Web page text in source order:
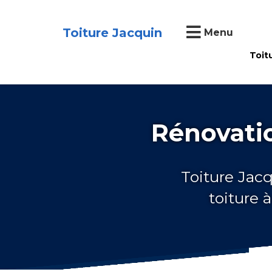
Toiture Jacquin Menu
Toiture
toiture